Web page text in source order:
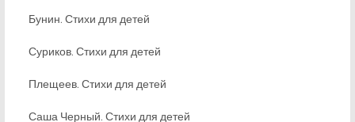
Бунин. Стихи для детей
Суриков. Стихи для детей
Плещеев. Стихи для детей
Саша Черный. Стихи для детей